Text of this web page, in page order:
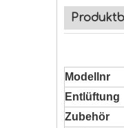
Modellnr
Entlüftung
Zubehör